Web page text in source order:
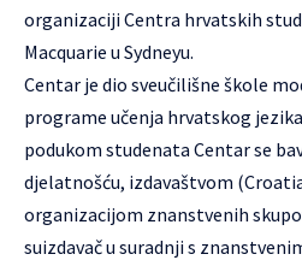
organizacijiCentra hrvatskih
Macquarie u Sydneyu.
Centar je dio sveučilišne škole
programe učenja hrvatskog
podukom studenata Centar se
djelatnošću, izdavaštvom (
organizacijom znanstvenih
suizdavač u suradnji s